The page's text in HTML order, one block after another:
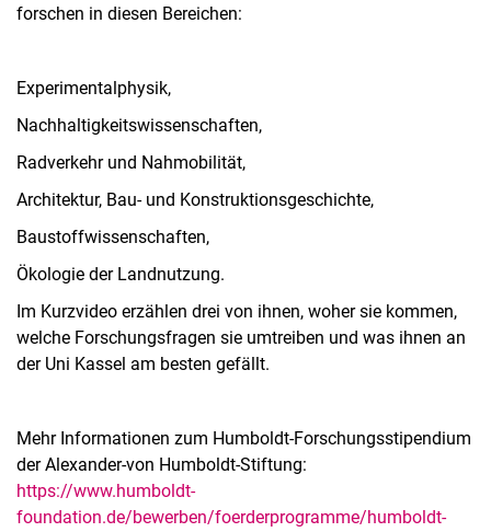
forschen in diesen Bereichen:
Experimentalphysik,
Nachhaltigkeitswissenschaften,
Radverkehr und Nahmobilität,
Architektur, Bau- und Konstruktionsgeschichte,
Baustoffwissenschaften,
Ökologie der Landnutzung.
Im Kurzvideo erzählen drei von ihnen, woher sie kommen,
welche Forschungsfragen sie umtreiben und was ihnen an
der Uni Kassel am besten gefällt.
Mehr Informationen zum Humboldt-Forschungsstipendium
der Alexander-von Humboldt-Stiftung:
https://www.humboldt-
foundation.de/bewerben/foerderprogramme/humboldt-